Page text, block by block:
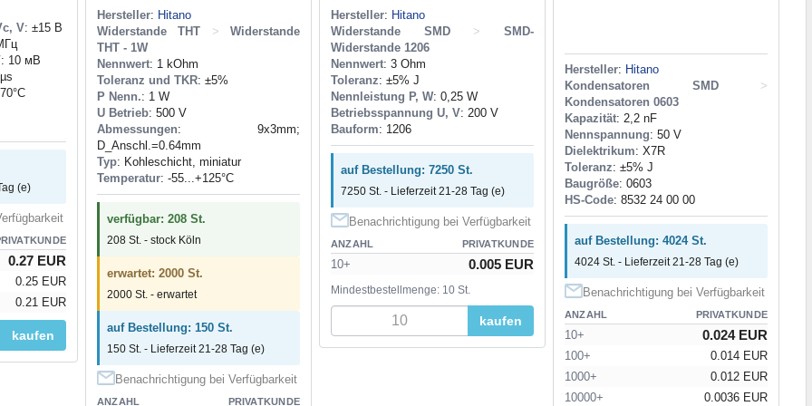
V: ±15 В
: 10 мВ
(e)
0.27 EUR
0.25 EUR
0.21 EUR
kaufen
Hersteller: Hitano
Widerstande THT
>
Widerstande
THT - 1W
Nennwert: 1 kOhm
Toleranz und TKR: ±5%
P Nenn.: 1 W
U Betrieb: 500 V
Abmessungen: 9x3mm;
D_Anschl.=0.64mm
Typ: Kohleschicht, miniatur
Temperatur: -55...+125°C
verfügbar: 208 St.
208 St. - stock Köln
erwartet: 2000 St.
2000 St. - erwartet
auf Bestellung: 150 St.
150 St. - Lieferzeit 21-28 Tag (e)
Benachrichtigung bei Verfügbarkeit
ANZAHL PRIVATKUNDE
Hersteller: Hitano
Widerstande SMD
>
SMD-
Widerstande 1206
Nennwert: 3 Ohm
Toleranz: ±5% J
Nennleistung P, W: 0,25 W
Betriebsspannung U, V: 200 V
Bauform: 1206
auf Bestellung: 7250 St.
7250 St. - Lieferzeit 21-28 Tag (e)
Benachrichtigung bei Verfügbarkeit
ANZAHL PRIVATKUNDE
10+ 0.005 EUR
Mindestbestellmenge: 10 St.
kaufen
Hersteller: Hitano
Kondensatoren SMD
>
Kondensatoren 0603
Kapazität: 2,2 nF
Nennspannung: 50 V
Dielektrikum: X7R
Toleranz: ±5% J
Baugröße: 0603
HS-Code: 8532 24 00 00
auf Bestellung: 4024 St.
4024 St. - Lieferzeit 21-28 Tag (e)
Benachrichtigung bei Verfügbarkeit
ANZAHL PRIVATKUNDE
10+ 0.024 EUR
100+
0.014 EUR
1000+
0.012 EUR
10000+
0.0036 EUR